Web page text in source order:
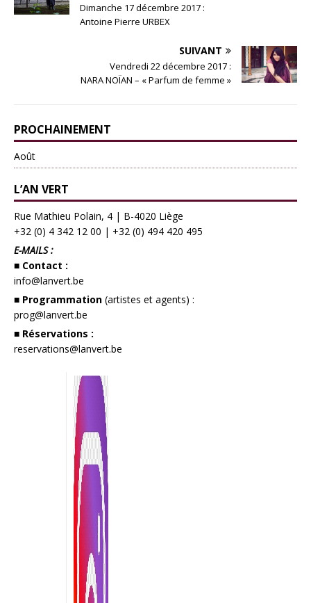
Dimanche 17 décembre 2017 :
Antoine Pierre URBEX
SUIVANT
Vendredi 22 décembre 2017 :
NARA NOÏAN – « Parfum de femme »
PROCHAINEMENT
Août
L’AN VERT
Rue Mathieu Polain, 4 | B-4020 Liège
+32 (0) 4 342 12 00 | +32 (0) 494 420 495
E-MAILS :
■ Contact :
info@lanvert.be
■ Programmation (artistes et agents) :
prog@lanvert.be
■ Réservations :
reservations@lanvert.be